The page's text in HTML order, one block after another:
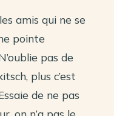
amis qui ne se
pointe
pas de
plus c’est
de ne pas